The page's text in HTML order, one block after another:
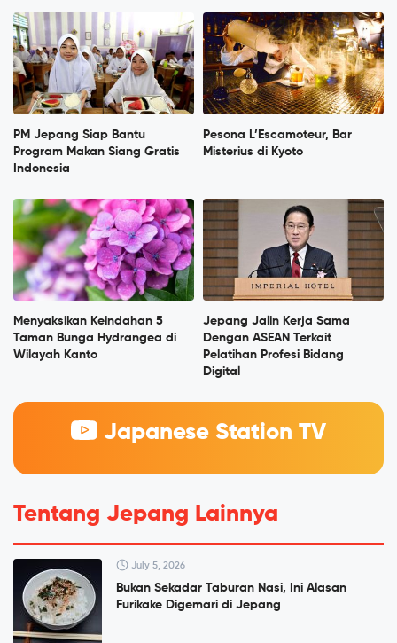
PM Jepang Siap Bantu
Program Makan Siang Gratis
Indonesia
Pesona L’Escamoteur, Bar
Misterius di Kyoto
Menyaksikan Keindahan 5
Taman Bunga Hydrangea di
Wilayah Kanto
Jepang Jalin Kerja Sama
Dengan ASEAN Terkait
Pelatihan Profesi Bidang
Digital
Japanese Station TV
Tentang Jepang Lainnya
July 5, 2026
Bukan Sekadar Taburan Nasi, Ini Alasan
Furikake Digemari di Jepang